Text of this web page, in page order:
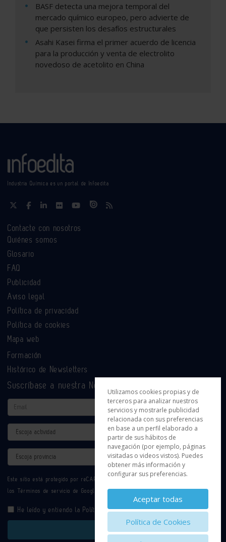
BASF detecta una mejora temporal del
mercado químico europeo, pero advierte de
que persisten los desafíos estructurales
Asahi Kasei firma el primer acuerdo de licencia
para la producción y venta de electrolito
novedoso de acetolito en China
Industria Química es un portal de Infoedita
Contacte con nosotros
Quiénes somos
Glosario
FAQ
Publicidad
Aviso legal
Política de privacidad
Política de cookies
Mapa web
Formación
Histórico de Newsletters
Suscríbase a nuestra Newsletter
Email
Actividad
Provincia
Este sitio está protegido por reCAPTCHA y se aplican la
los Términos de servicio de Google.
He leído y entiendo la Política de Privacidad
Enviar
Utilizamos cookies propias y de
terceros para analizar nuestros
servicios y mostrarle publicidad
relacionada con sus preferencias
en base a un perfil elaborado a
partir de sus hábitos de
navegación (por ejemplo, páginas
visitadas o videos vistos). Puedes
obtener más información y
configurar sus preferencias.
Aceptar todas
Política de Cookies